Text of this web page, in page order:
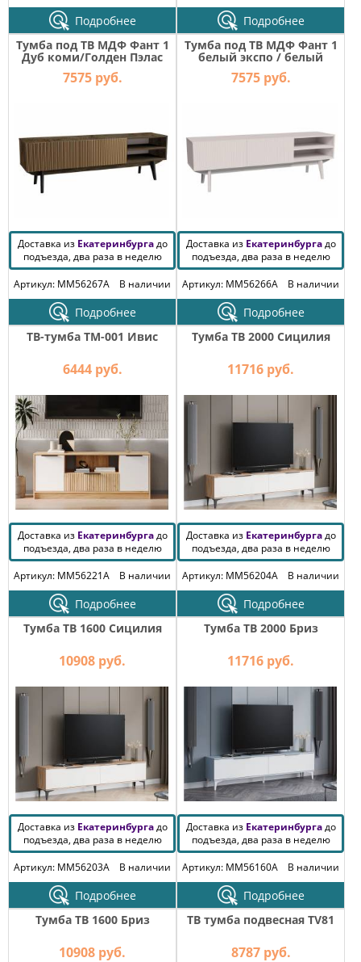
Подробнее
Подробнее
Тумба под ТВ МДФ Фант 1
Дуб коми/Голден Пэлас
7575 руб.
Доставка из Екатеринбургадо
подъезда, два раза в неделю
Артикул: MM56267A
В наличии
Подробнее
Тумба под ТВ МДФ Фант 1
белый экспо / белый
7575 руб.
Доставка из Екатеринбургадо
подъезда, два раза в неделю
Артикул: MM56266A
В наличии
Подробнее
ТВ-тумба ТМ-001 Ивис
6444 руб.
Доставка из Екатеринбургадо
подъезда, два раза в неделю
Артикул: MM56221A
В наличии
Подробнее
Тумба ТВ 2000 Сицилия
11716 руб.
Доставка из Екатеринбургадо
подъезда, два раза в неделю
Артикул: MM56204A
В наличии
Подробнее
Тумба ТВ 1600 Сицилия
10908 руб.
Доставка из Екатеринбургадо
подъезда, два раза в неделю
Артикул: MM56203A
В наличии
Подробнее
Тумба ТВ 2000 Бриз
11716 руб.
Доставка из Екатеринбургадо
подъезда, два раза в неделю
Артикул: MM56160A
В наличии
Подробнее
Тумба ТВ 1600 Бриз
10908 руб.
ТВ тумба подвесная TV81
8787 руб.
КОМОДЫ
ЖУРНАЛЬНЫЕ
СТОЛЫ
ТУАЛЕТНЫЕ
И
ДИВАНЧИКИ
САДОВАЯ
МЕБЕЛЬ
ФАБРИКИ
МЕБЕЛИ